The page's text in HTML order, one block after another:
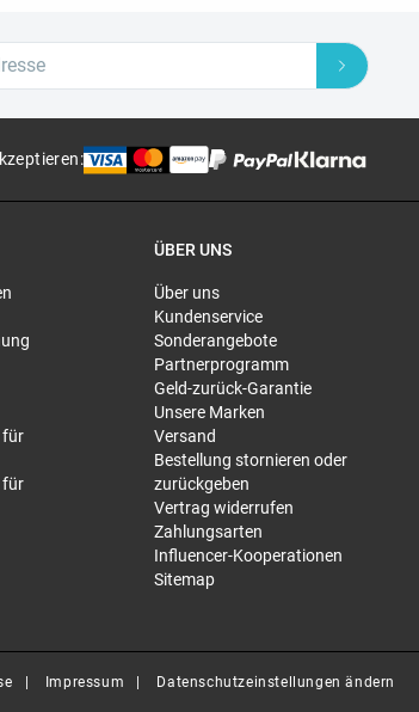
:
für
für
ÜBER UNS
Über uns
Kundenservice
Sonderangebote
Partnerprogramm
Geld-zurück-Garantie
Unsere Marken
Versand
Bestellung stornieren oder
zurückgeben
Vertrag widerrufen
Zahlungsarten
Influencer-Kooperationen
Sitemap
Impressum Datenschutzeinstellungen ändern